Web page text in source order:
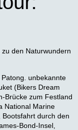
den Naturwundern
unbekannte
(Bikers Dream
Brücke zum Festland
National Marine
Bootsfahrt durch den
Bond-Insel,